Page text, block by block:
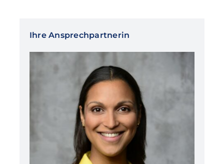
Ihre Ansprechpartnerin